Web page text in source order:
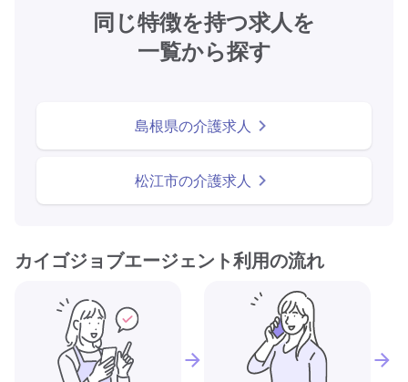
同じ特徴を持つ求人を
一覧から探す
島根県の介護求人
松江市の介護求人
カイゴジョブエージェント利用の流れ